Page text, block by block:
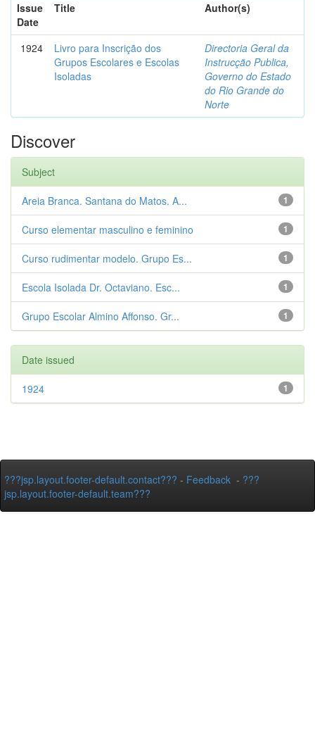
Issue
Date
Title Author(s)
1924
Livro para Inscrição dos
Grupos Escolares e Escolas
Isoladas
Directoria Geral da
Instrucção Publica,
Governo do Estado
do Rio Grande do
Norte
Discover
Subject
1
Areia Branca. Santana do Matos. A...
1
Curso elementar masculino e feminino
1
Curso rudimentar modelo. Grupo Es...
1
Escola Isolada Dr. Octaviano. Esc...
1
Grupo Escolar Almino Affonso. Gr...
Date issued
1
1924
???jsp.layout.footer-default.contact??? - Feedback - ???
jsp.layout.footer-default.team???